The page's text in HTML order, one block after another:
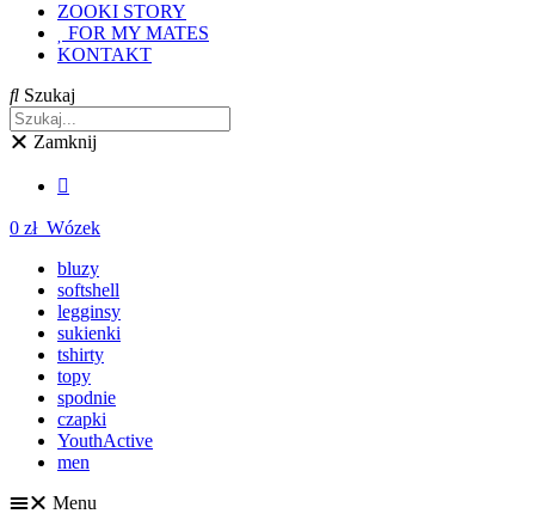
ZOOKI STORY
FOR MY MATES
KONTAKT
Szukaj
Zamknij
0 zł Wózek
bluzy
softshell
legginsy
sukienki
tshirty
topy
spodnie
czapki
YouthActive
men
Menu